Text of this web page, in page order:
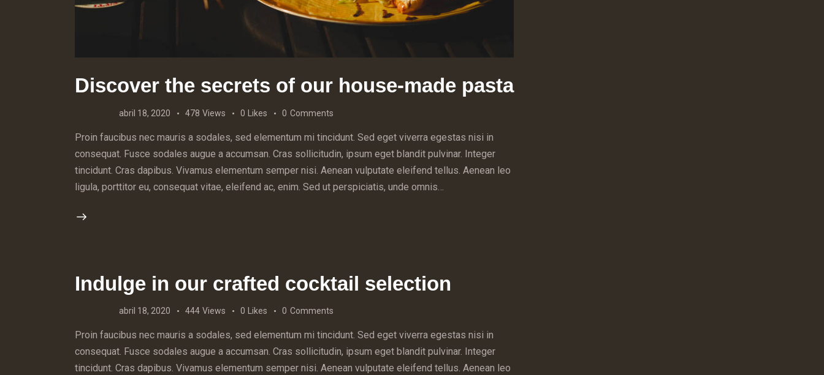
Discover the secrets of our house-made pasta
abril 18, 2020 478 Views 0 Likes 0 Comments
Proin faucibus nec mauris a sodales, sed elementum mi tincidunt. Sed eget viverra egestas nisi in
consequat. Fusce sodales augue a accumsan. Cras sollicitudin, ipsum eget blandit pulvinar. Integer
tincidunt. Cras dapibus. Vivamus elementum semper nisi. Aenean vulputate eleifend tellus. Aenean leo
ligula, porttitor eu, consequat vitae, eleifend ac, enim. Sed ut perspiciatis, unde omnis…
Indulge in our crafted cocktail selection
abril 18, 2020 444 Views 0 Likes 0 Comments
Proin faucibus nec mauris a sodales, sed elementum mi tincidunt. Sed eget viverra egestas nisi in
consequat. Fusce sodales augue a accumsan. Cras sollicitudin, ipsum eget blandit pulvinar. Integer
tincidunt. Cras dapibus. Vivamus elementum semper nisi. Aenean vulputate eleifend tellus. Aenean leo